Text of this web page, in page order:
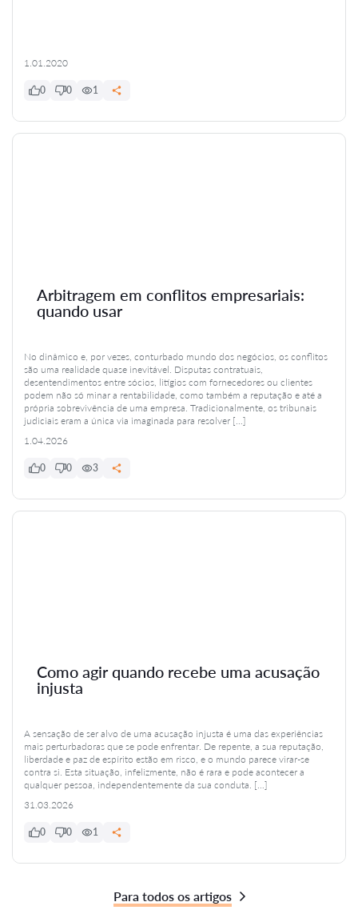
1.01.2020
0 0 1
Arbitragem em conflitos empresariais:
quando usar
No dinâmico e, por vezes, conturbado mundo dos negócios, os conflitos
são uma realidade quase inevitável. Disputas contratuais,
desentendimentos entre sócios, litígios com fornecedores ou clientes
podem não só minar a rentabilidade, como também a reputação e até a
própria sobrevivência de uma empresa. Tradicionalmente, os tribunais
judiciais eram a única via imaginada para resolver […]
1.04.2026
0 0 3
Como agir quando recebe uma acusação
injusta
A sensação de ser alvo de uma acusação injusta é uma das experiências
mais perturbadoras que se pode enfrentar. De repente, a sua reputação,
liberdade e paz de espírito estão em risco, e o mundo parece virar-se
contra si. Esta situação, infelizmente, não é rara e pode acontecer a
qualquer pessoa, independentemente da sua conduta. […]
31.03.2026
0 0 1
Para todos os artigos